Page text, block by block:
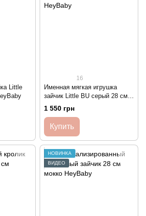
Little
16
Именная мягкая игрушка
зайчик Little BU серый 28 см
HeyBaby
1 550 грн
Купить
НОВИНКА
ВИДЕО